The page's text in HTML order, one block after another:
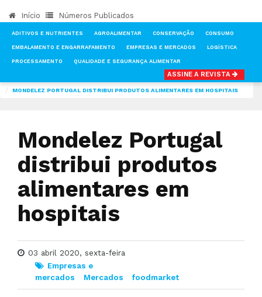
Início Números Publicados
ADITIVOS E NUTRIENTES AGROALIMENTAR CONSERVAÇÃO CONSUMO
EMBALAMENTO E ENGARRAFAMENTO EMPRESAS E MERCADOS LOGÍSTICA
PROCESSAMENTO QUALIDADE E SEGURANÇA ALIMENTAR
ASSINE A REVISTA
MONDELEZ PORTUGAL DISTRIBUI PRODUTOS ALIMENTARES EM HOSPITAIS
Mondelez Portugal
distribui produtos
alimentares em
hospitais
03 abril 2020, sexta-feira
Empresas e
mercados
Mercados foodmarket